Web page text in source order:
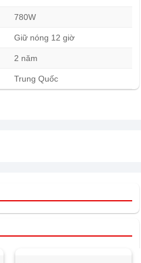
780W
Giữ nóng 12 giờ
2 năm
Trung Quốc